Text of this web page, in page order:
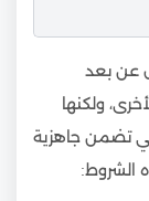
عن بعد
ولكنها
تضمن جاهزية
الشروط: